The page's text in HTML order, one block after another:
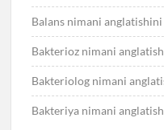
Balans nimani
Bakterioz nimani
Bakteriolog nimani
Bakteriya nimani